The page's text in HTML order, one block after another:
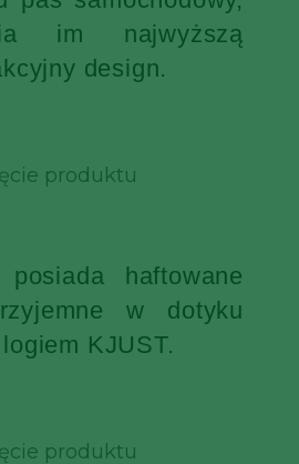
im najwyższą
design.
haftowane
w dotyku
KJUST.